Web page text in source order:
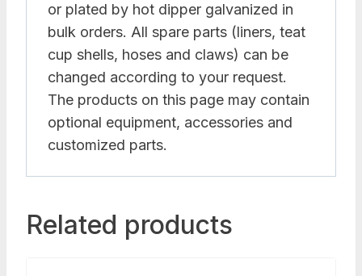
or plated by hot dipper galvanized in
bulk orders. All spare parts (liners, teat
cup shells, hoses and claws) can be
changed according to your request.
The products on this page may contain
optional equipment, accessories and
customized parts.
Related products